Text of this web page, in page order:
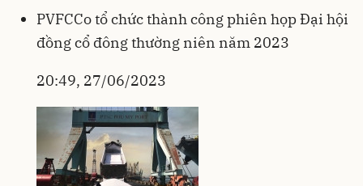
PVFCCo tổ chức thành công phiên họp Đại hội
đồng cổ đông thường niên năm 2023
20:49, 27/06/2023